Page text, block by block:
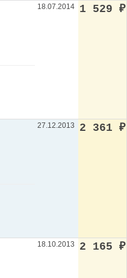
18.07.2014 1 529 ₽
27.12.2013 2 361 ₽
18.10.2013 2 165 ₽